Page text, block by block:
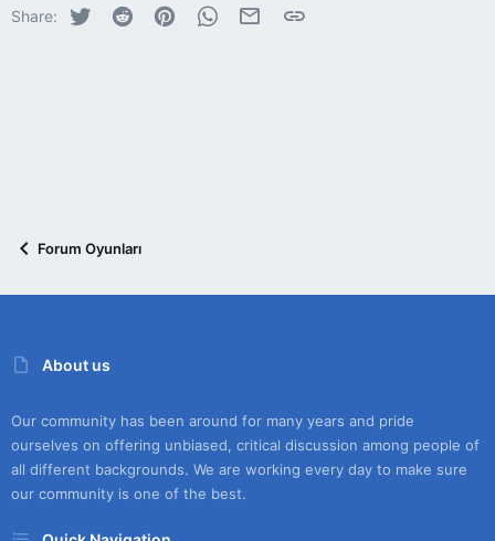
Share: Twitter Reddit PinterestWhatsApp
E-postaLink
Forum Oyunları
About us
Our community has been around for many years and pride
ourselves on offering unbiased, critical discussion among people of
all different backgrounds. We are working every day to make sure
our community is one of the best.